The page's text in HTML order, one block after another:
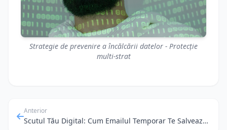
Strategie de prevenire a încălcării datelor - Protecție
multi-strat
Anterior
Scutul Tău Digital: Cum Emailul Temporar Te Salvează de Spam și Phishing